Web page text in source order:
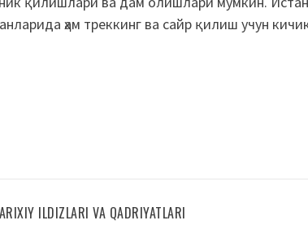
ҳам треккинг ва сайр қилиш учун
ILDIZLARI VA QADRIYATLARI